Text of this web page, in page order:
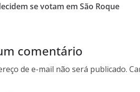
se votam em São Roque
comentário
de e-mail não será publicado.